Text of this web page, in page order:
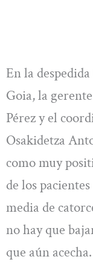
En la
Goia, la
Pérez y el
Osakidetza
como muy
de los
media de
no hay que
que aún acecha.